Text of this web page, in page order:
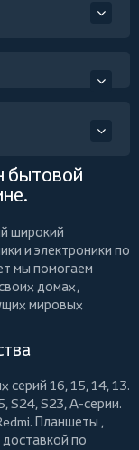
бытовой
широкий
и электроники по
мы помогаем
домах,
мировых
серий 16, 15, 14, 13.
S24, S23, A-серии.
Планшеты ,
доставкой по